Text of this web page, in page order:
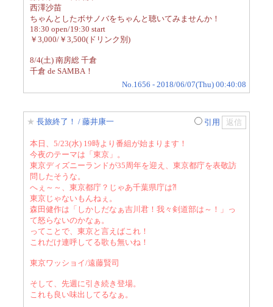
西澤沙苗
ちゃんとしたボサノバをちゃんと聴いてみませんか！
18:30 open/19:30 start
￥3,000/￥3,500(ドリンク別)
8/4(土) 南房総 千倉
千倉 de SAMBA！
No.1656 - 2018/06/07(Thu) 00:40:08
★ 長旅終了！ / 藤井康一 引用
本日、5/23(水) 19時より番組が始まります！
今夜のテーマは「東京」。
東京ディズニーランドが35周年を迎え、東京都庁を表敬訪
問したそうな。
へぇ～～、東京都庁？じゃあ千葉県庁は⁈
東京じゃないもんねぇ。
森田健作は「しかしだなぁ吉川君！我々剣道部は～！」っ
て怒らないのかなぁ。
ってことで、東京と言えばこれ！
これだけ連呼してる歌も無いね！
東京ワッショイ/遠藤賢司
そして、先週に引き続き登場。
これも良い味出してるなぁ。